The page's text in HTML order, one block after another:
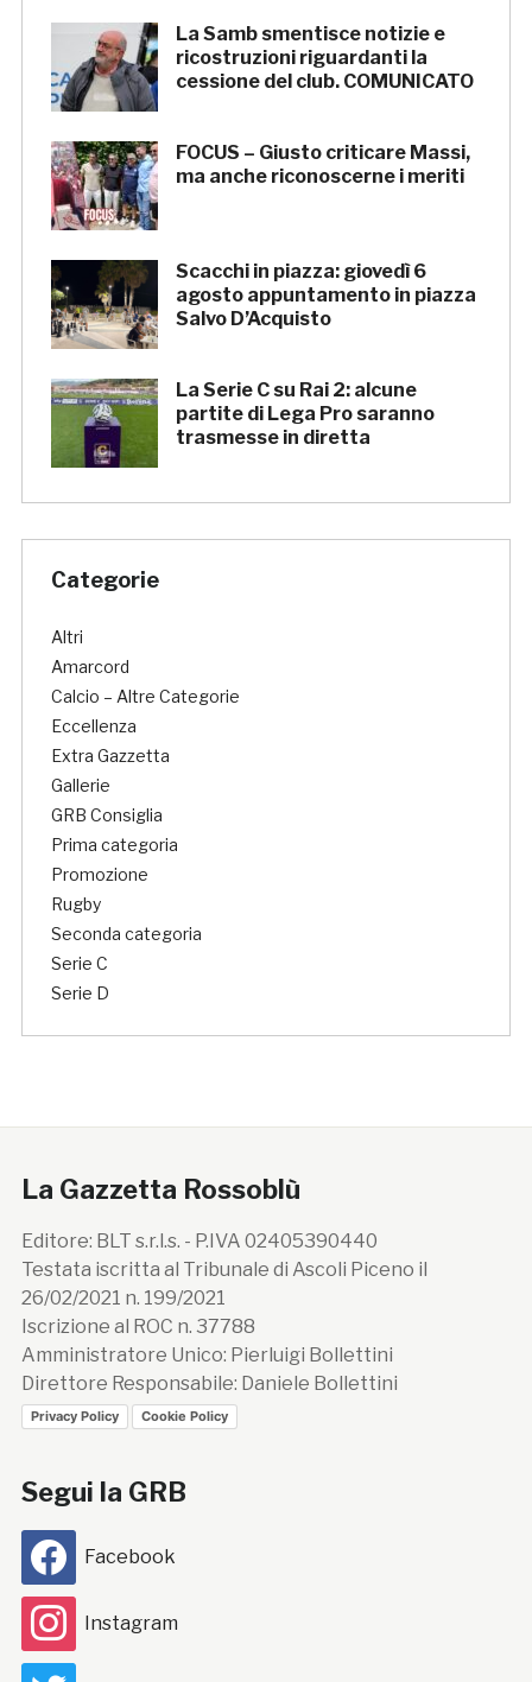
La Samb smentisce notizie e
ricostruzioni riguardanti la
cessione del club. COMUNICATO
FOCUS – Giusto criticare Massi,
ma anche riconoscerne i meriti
Scacchi in piazza: giovedì 6
agosto appuntamento in piazza
Salvo D’Acquisto
La Serie C su Rai 2: alcune
partite di Lega Pro saranno
trasmesse in diretta
Categorie
Altri
Amarcord
Calcio – Altre Categorie
Eccellenza
Extra Gazzetta
Gallerie
GRB Consiglia
Prima categoria
Promozione
Rugby
Seconda categoria
Serie C
Serie D
La Gazzetta Rossoblù
Editore: BLT s.r.l.s. - P.IVA 02405390440
Testata iscritta al Tribunale di Ascoli Piceno il
26/02/2021 n. 199/2021
Iscrizione al ROC n. 37788
Amministratore Unico: Pierluigi Bollettini
Direttore Responsabile: Daniele Bollettini
Privacy Policy Cookie Policy
Segui la GRB
Facebook
Instagram